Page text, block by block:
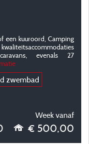
een kuuroord, Camping
evenals 27
zwembad
Week vanaf
€ 500,00